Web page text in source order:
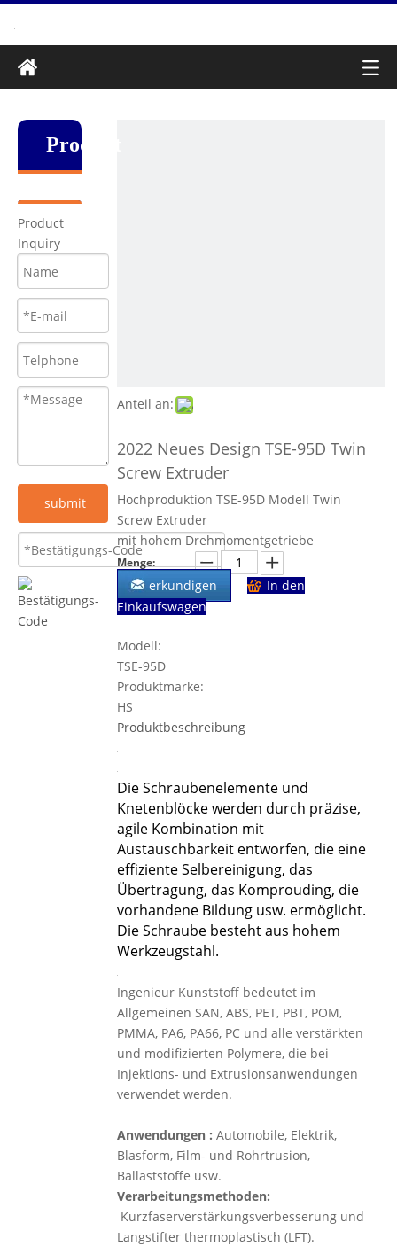
Produkt
Product
Inquiry
submit
Anteil an:
2022 Neues Design TSE-95D Twin
Screw Extruder
Hochproduktion TSE-95D Modell Twin
Screw Extruder
mit hohem Drehmomentgetriebe
Menge:
erkundigen
In den
Einkaufswagen
Modell:
TSE-95D
Produktmarke:
HS
Produktbeschreibung
Die Schraubenelemente und
Knetenblöcke werden durch präzise, ​​
agile Kombination mit
Austauschbarkeit entworfen, die eine
effiziente Selbereinigung, das
Übertragung, das Komprouding, die
vorhandene Bildung usw. ermöglicht.
Die Schraube besteht aus hohem
Werkzeugstahl.
Ingenieur Kunststoff bedeutet im
Allgemeinen SAN, ABS, PET, PBT, POM,
PMMA, PA6, PA66, PC und alle verstärkten
und modifizierten Polymere, die bei
Injektions- und Extrusionsanwendungen
verwendet werden.
Anwendungen : Automobile, Elektrik,
Blasform, Film- und Rohrtrusion,
Ballaststoffe usw.
Verarbeitungsmethoden:
Kurzfaserverstärkungsverbesserung und
Langstifter thermoplastisch (LFT).